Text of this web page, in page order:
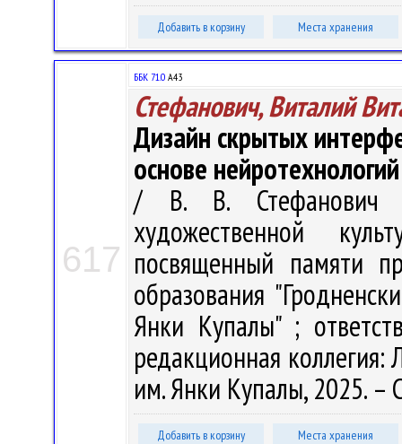
Добавить в корзину Места хранения
617
ББК 71.0 А43
Стефанович, Виталий
Дизайн скрытых
основе нейротехнологий
/ В. В. Стефанович
художественной
посвященный памяти
образования
Янки Купалы" ;
редакционная коллегия:
им. Янки Купалы, 2025. –
Добавить в корзину Места хранения